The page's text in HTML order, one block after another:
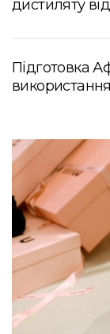
дистиляту
Підготовка
використання